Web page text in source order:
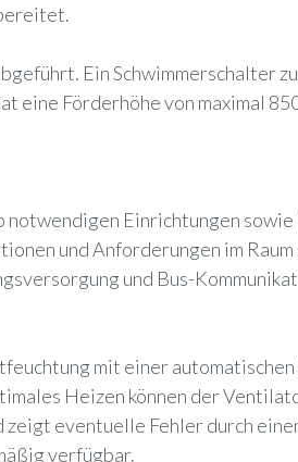
Ein Schwimmerschalter
Förderhöhe von maximal
notwendigen Einrichtungen
und Anforderungen im
und Bus-
mit einer
Heizen können der
eventuelle Fehler durch
verfügbar.